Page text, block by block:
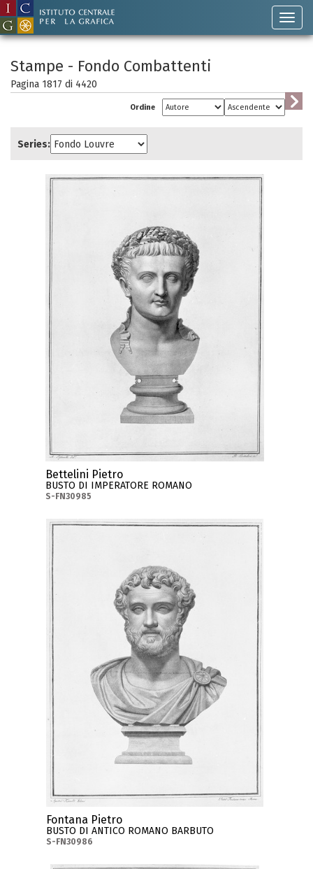
Stampe - Fondo Combattenti
Pagina 1817 di 4420
Ordine
Series:
Bettelini Pietro
BUSTO DI IMPERATORE ROMANO
S-FN30985
Fontana Pietro
BUSTO DI ANTICO ROMANO BARBUTO
S-FN30986